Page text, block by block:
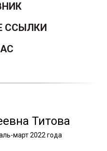
ССЫЛКИ
Титова
март 2022 года